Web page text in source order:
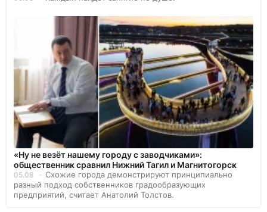
«Ну не везёт нашему городу с заводчиками»:
общественник сравнил Нижний Тагил и Магнитогорск
05.08
Схожие города демонстрируют принципиально
разный подход собственников градообразующих
предприятий, считает Анатолий Толстов.